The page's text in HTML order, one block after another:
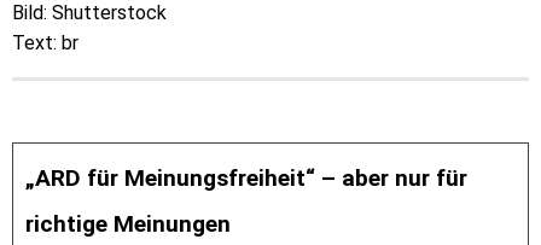
Bild: Shutterstock
Text: br
„ARD für Meinungsfreiheit“ – aber nur für
richtige Meinungen